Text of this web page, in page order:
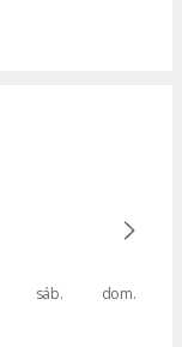
sáb. dom.